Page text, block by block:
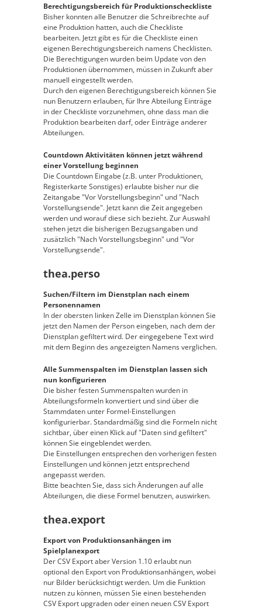
Berechtigungsbereich für Produktionscheckliste
Bisher konnten alle Benutzer die Schreibrechte auf
eine Produktion hatten, auch die Checkliste
bearbeiten. Jetzt gibt es für die Checkliste einen
eigenen Berechtigungsbereich namens Checklisten.
Die Berechtigungen wurden beim Update von den
Produktionen übernommen, müssen in Zukunft aber
manuell eingestellt werden.
Durch den eigenen Berechtigungsbereich können Sie
nun Benutzern erlauben, für Ihre Abteilung Einträge
in der Checkliste vorzunehmen, ohne dass man die
Produktion bearbeiten darf, oder Einträge anderer
Abteilungen.
Countdown Aktivitäten können jetzt während
einer Vorstellung beginnen
Die Countdown Eingabe (z.B. unter Produktionen,
Registerkarte Sonstiges) erlaubte bisher nur die
Zeitangabe "Vor Vorstellungsbeginn" und "Nach
Vorstellungsende". Jetzt kann die Zeit angegeben
werden und worauf diese sich bezieht. Zur Auswahl
stehen jetzt die bisherigen Bezugsangaben und
zusätzlich "Nach Vorstellungsbeginn" und "Vor
Vorstellungsende".
thea.perso
Suchen/Filtern im Dienstplan nach einem
Personennamen
In der obersten linken Zelle im Dienstplan können Sie
jetzt den Namen der Person eingeben, nach dem der
Dienstplan gefiltert wird. Der eingegebene Text wird
mit dem Beginn des angezeigten Namens verglichen.
Alle Summenspalten im Dienstplan lassen sich
nun konfigurieren
Die bisher festen Summenspalten wurden in
Abteilungsformeln konvertiert und sind über die
Stammdaten unter Formel-Einstellungen
konfigurierbar. Standardmäßig sind die Formeln nicht
sichtbar, über einen Klick auf "Daten sind gefiltert"
können Sie eingeblendet werden.
Die Einstellungen entsprechen den vorherigen festen
Einstellungen und können jetzt entsprechend
angepasst werden.
Bitte beachten Sie, dass sich Änderungen auf alle
Abteilungen, die diese Formel benutzen, auswirken.
thea.export
Export von Produktionsanhängen im
Spielplanexport
Der CSV Export aber Version 1.10 erlaubt nun
optional den Export von Produktionsanhängen, wobei
nur Bilder berücksichtigt werden. Um die Funktion
nutzen zu können, müssen Sie einen bestehenden
CSV Export upgraden oder einen neuen CSV Export